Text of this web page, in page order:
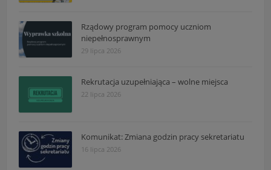
Rządowy program pomocy uczniom
niepełnosprawnym
29 lipca 2026
Rekrutacja uzupełniająca – wolne miejsca
22 lipca 2026
Komunikat: Zmiana godzin pracy sekretariatu
16 lipca 2026